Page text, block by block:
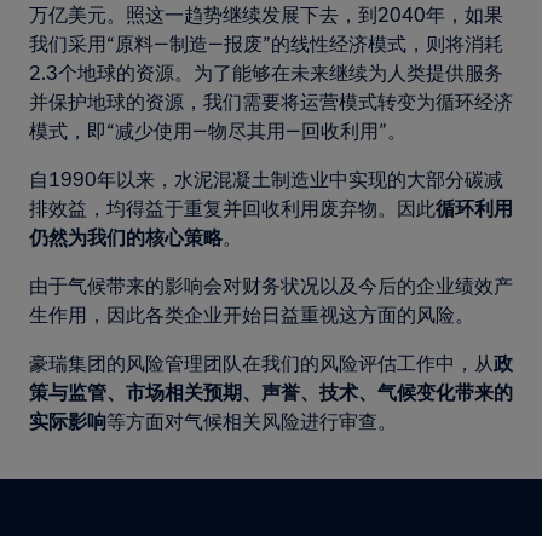
万亿美元。照这一趋势继续发展下去，到2040年，如果
我们采用“原料—制造—报废”的线性经济模式，则将消耗
2.3个地球的资源。为了能够在未来继续为人类提供服务
并保护地球的资源，我们需要将运营模式转变为循环经济
模式，即“减少使用—物尽其用—回收利用”。
自1990年以来，水泥混凝土制造业中实现的大部分碳减
排效益，均得益于重复并回收利用废弃物。因此循环利用
仍然为我们的核心策略。
由于气候带来的影响会对财务状况以及今后的企业绩效产
生作用，因此各类企业开始日益重视这方面的风险。
豪瑞集团的风险管理团队在我们的风险评估工作中，从政
策与监管、市场相关预期、声誉、技术、气候变化带来的
实际影响等方面对气候相关风险进行审查。